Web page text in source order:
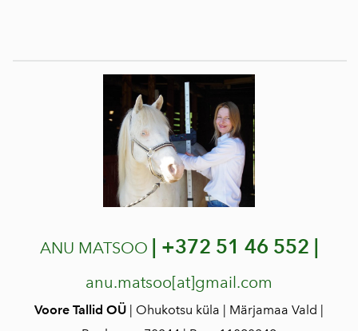
ANU MATSOO | +372 51 46 552 |
anu.matsoo[at]gmail.com
Voore Tallid OÜ | Ohukotsu küla | Märjamaa Vald |